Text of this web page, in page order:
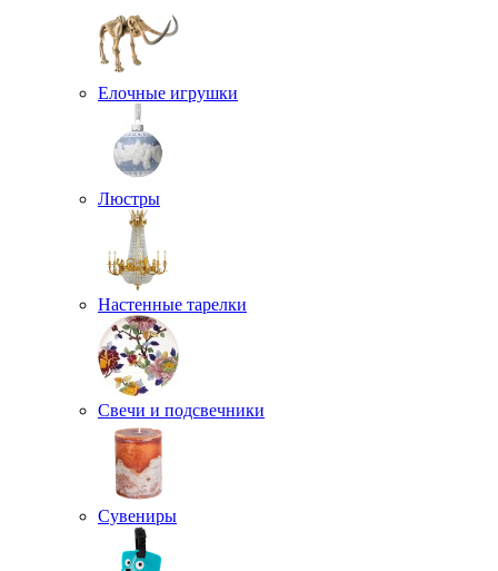
Елочные игрушки
Люстры
Настенные тарелки
Свечи и подсвечники
Сувениры